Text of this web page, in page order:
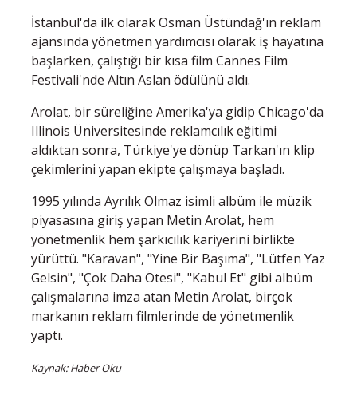
İstanbul'da ilk olarak Osman Üstündağ'ın reklam
ajansında yönetmen yardımcısı olarak iş hayatına
başlarken, çalıştığı bir kısa film Cannes Film
Festivali'nde Altın Aslan ödülünü aldı.
Arolat, bir süreliğine Amerika'ya gidip Chicago'da
Illinois Üniversitesinde reklamcılık eğitimi
aldıktan sonra, Türkiye'ye dönüp Tarkan'ın klip
çekimlerini yapan ekipte çalışmaya başladı.
1995 yılında Ayrılık Olmaz isimli albüm ile müzik
piyasasına giriş yapan Metin Arolat, hem
yönetmenlik hem şarkıcılık kariyerini birlikte
yürüttü. "Karavan", "Yine Bir Başıma", "Lütfen Yaz
Gelsin", "Çok Daha Ötesi", "Kabul Et" gibi albüm
çalışmalarına imza atan Metin Arolat, birçok
markanın reklam filmlerinde de yönetmenlik
yaptı.
Kaynak: Haber Oku